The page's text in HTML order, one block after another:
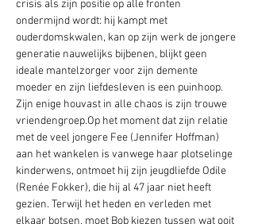
crisis als zijn positie op alle fronten
ondermijnd wordt: hij kampt met
ouderdomskwalen, kan op zijn werk de jongere
generatie nauwelijks bijbenen, blijkt geen
ideale mantelzorger voor zijn demente
moeder en zijn liefdesleven is een puinhoop.
Zijn enige houvast in alle chaos is zijn trouwe
vriendengroep.Op het moment dat zijn relatie
met de veel jongere Fee (Jennifer Hoffman)
aan het wankelen is vanwege haar plotselinge
kinderwens, ontmoet hij zijn jeugdliefde Odile
(Renée Fokker), die hij al 47 jaar niet heeft
gezien. Terwijl het heden en verleden met
elkaar botsen, moet Bob kiezen tussen wat ooit